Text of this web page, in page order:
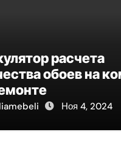
расчета
обоев на
Ноя 4, 2024